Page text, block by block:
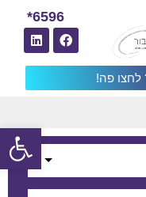
לחצו פה!
6596*